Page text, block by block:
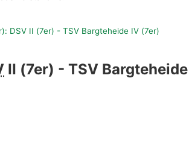
DSV II (7er) - TSV Bargteheide IV (7er)
II (7er) - TSV